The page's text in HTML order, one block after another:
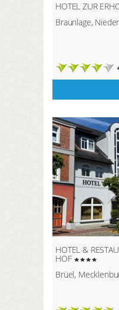
HOTEL ZUR
Braunlage,
HOTEL &
HOF
Brüel,